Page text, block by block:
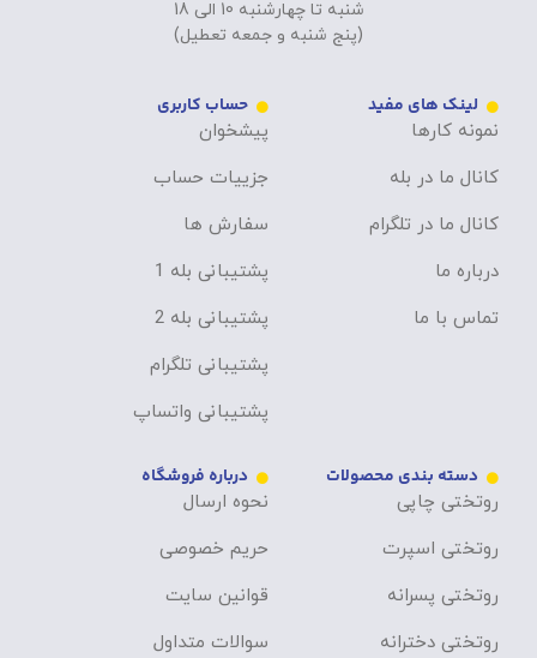
شنبه تا چهارشنبه 10 الی 18
(پنج شنبه و جمعه تعطیل)
لینک های مفید
نمونه کارها
کانال ما در بله
کانال ما در تلگرام
درباره ما
تماس با ما
حساب کاربری
پیشخوان
جزییات حساب
سفارش ها
پشتیبانی بله 1
پشتیبانی بله 2
پشتیبانی تلگرام
پشتیبانی واتساپ
دسته بندی محصولات
روتختی چاپی
روتختی اسپرت
روتختی پسرانه
روتختی دخترانه
درباره فروشگاه
نحوه ارسال
حریم خصوصی
قوانین سایت
سوالات متداول